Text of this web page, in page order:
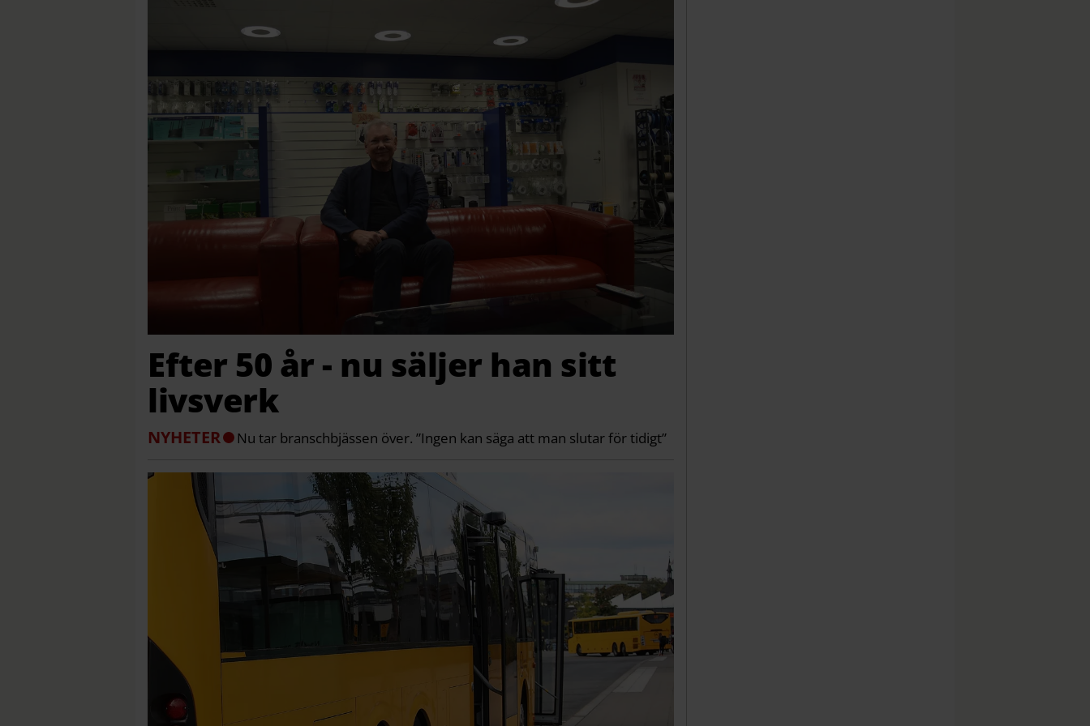
Efter 50 år - nu säljer han sitt
livsverk
NYHETER Nu tar branschbjässen över. ”Ingen kan säga att man slutar för tidigt”